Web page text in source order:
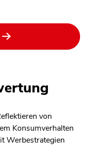
von
Konsumverhalten
Werbestrategien